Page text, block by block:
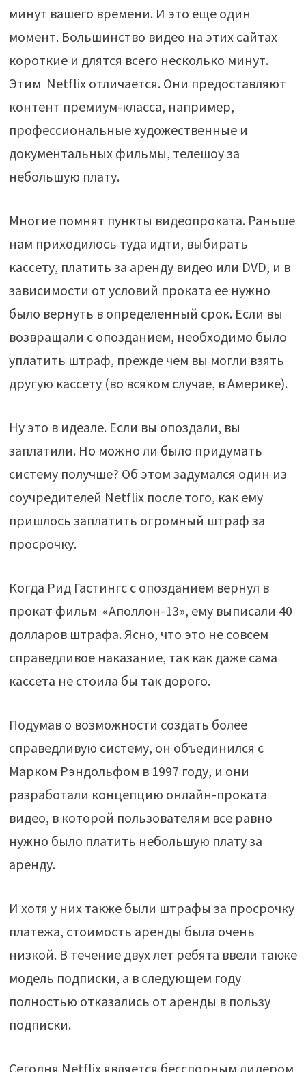
минут вашего времени. И это еще один
момент. Большинство видео на этих сайтах
короткие и длятся всего несколько минут.
Этим Netflix отличается. Они предоставляют
контент премиум-класса, например,
профессиональные художественные и
документальных фильмы, телешоу за
небольшую плату.
Многие помнят пункты видеопроката. Раньше
нам приходилось туда идти, выбирать
кассету, платить за аренду видео или DVD, и в
зависимости от условий проката ее нужно
было вернуть в определенный срок. Если вы
возвращали с опозданием, необходимо было
уплатить штраф, прежде чем вы могли взять
другую кассету (во всяком случае, в Америке).
Ну это в идеале. Если вы опоздали, вы
заплатили. Но можно ли было придумать
систему получше? Об этом задумался один из
соучредителей Netflix после того, как ему
пришлось заплатить огромный штраф за
просрочку.
Когда Рид Гастингс с опозданием вернул в
прокат фильм «Аполлон-13», ему выписали 40
долларов штрафа. Ясно, что это не совсем
справедливое наказание, так как даже сама
кассета не стоила бы так дорого.
Подумав о возможности создать более
справедливую систему, он объединился с
Марком Рэндольфом в 1997 году, и они
разработали концепцию онлайн-проката
видео, в которой пользователям все равно
нужно было платить небольшую плату за
аренду.
И хотя у них также были штрафы за просрочку
платежа, стоимость аренды была очень
низкой. В течение двух лет ребята ввели также
модель подписки, а в следующем году
полностью отказались от аренды в пользу
подписки.
Сегодня Netflix является бесспорным лидером